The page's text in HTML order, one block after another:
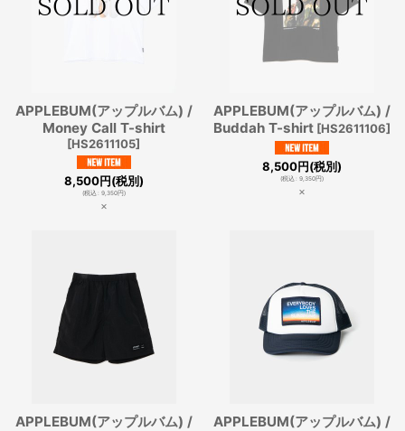
APPLEBUM(アップルバム) /
Money Call T-shirt
[HS2611105]
8,500円(税別)
(税込: 9,350円)
×
APPLEBUM(アップルバム) /
Buddah T-shirt [HS2611106]
8,500円(税別)
(税込: 9,350円)
×
APPLEBUM(アップルバム) /
APPLEBUM(アップルバム) /